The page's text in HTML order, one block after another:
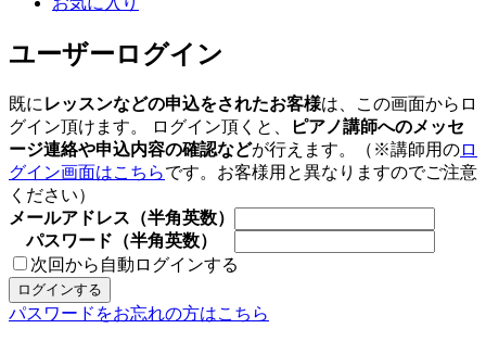
ユーザーログイン
既に レッスンなどの申込をされたお客様は、この画面からロ
グイン頂けます。 ログイン頂くと、
ピアノ講師へのメッセ
ージ連絡や申込内容の確認などが行えます。（※講師用のロ
グイン画面はこちらです。お客様用と異なりますのでご注意
ください）
メールアドレス（半角英数）
パスワード（半角英数）
次回から自動ログインする
パスワードをお忘れの方はこちら